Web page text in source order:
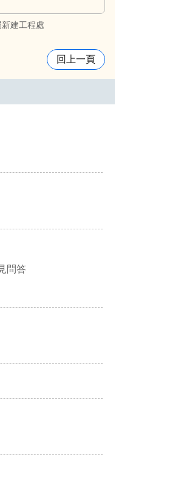
建工程處
回上一頁
問答